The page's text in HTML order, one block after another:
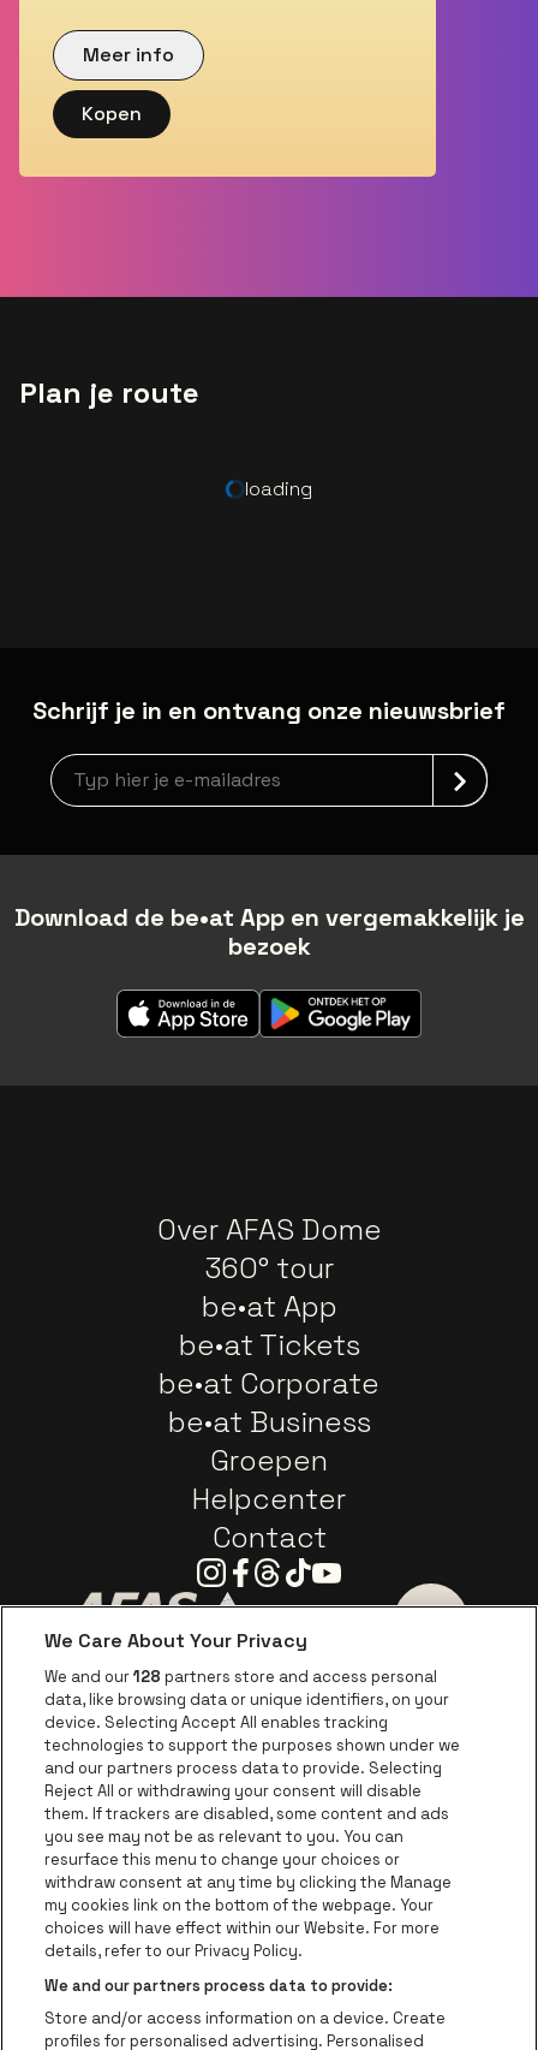
Meer info
Kopen
Plan je route
loading
Schrijf je in en ontvang onze nieuwsbrief
Nieuwsbrief aanmelding
Download de be•at App en vergemakkelijk je
bezoek
Over AFAS Dome
360° tour
be•at App
be•at Tickets
be•at Corporate
be•at Business
Groepen
Helpcenter
Contact
Instagram
Facebook
Threads
TiktokYoutube
Ga naar de website van
Ga naar
Ga naar de website van Europcar
Ga naar de
Ga naar de website van Coca-Cola
Ga naar de website van
Ga naar de
Ga naar de website van Champagne
Ga naar de website
Ga naar de website van Het
Ga naar de
AFAS Dome is een deel van be•at
AFAS Dome
Schijnpoortweg 119, 2170 Antwerpen
Be-At Venues
We Care About Your Privacy
We and our128 partners store and access personal
data, like browsing data or unique identifiers, on your
device. Selecting Accept All enables tracking
technologies to support the purposes shown under we
and our partners process data to provide. Selecting
Reject All or withdrawing your consent will disable
them. If trackers are disabled, some content and ads
you see may not be as relevant to you. You can
resurface this menu to change your choices or
withdraw consent at any time by clicking the Manage
my cookies link on the bottom of the webpage. Your
choices will have effect within our Website. For more
details, refer to our Privacy Policy.
We and our partners process data to provide:
Store and/or access information on a device. Create
profiles for personalised advertising. Personalised